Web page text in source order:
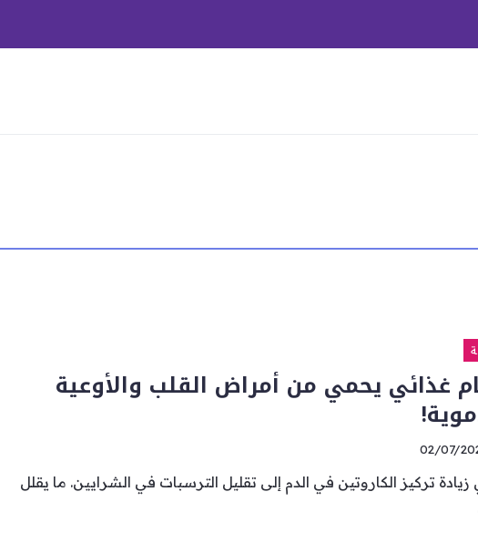
غذائي يحمي من أمراض القلب والأوعية
02/07/
زيادة تركيز الكاروتين في الدم إلى تقليل الترسبات في الشرايين. ما يقلل